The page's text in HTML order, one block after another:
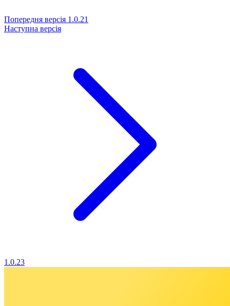
Попередня версія 1.0.21
Наступна версія
1.0.23